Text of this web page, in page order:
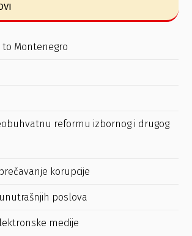
to Montenegro
reformu izbornog i drugog
korupcije
poslova
medije